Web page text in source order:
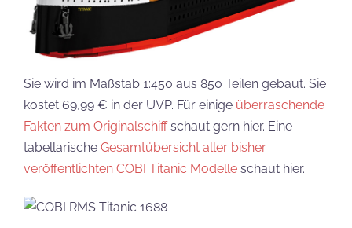
Sie wird im Maßstab 1:450 aus 850 Teilen gebaut. Sie
kostet 69,99 € in der UVP. Für einige überraschende
Fakten zum Originalschiffschaut gern hier. Eine
tabellarische Gesamtübersicht aller bisher
veröffentlichten COBI Titanic Modelle schaut hier.